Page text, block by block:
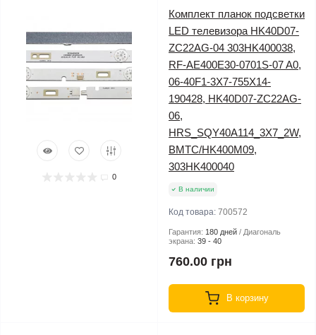
0
Комплект планок подсветки
LED телевизора HK40D07-
ZC22AG-04 303HK400038,
RF-AE400E30-0701S-07 A0,
06-40F1-3X7-755X14-
190428, HK40D07-ZC22AG-
06,
HRS_SQY40A114_3X7_2W,
BMTC/HK400M09,
303HK400040
В наличии
Код товара: 700572
Гарантия: 180 дней
Диагональ
экрана: 39 - 40
760.00 грн
В корзину